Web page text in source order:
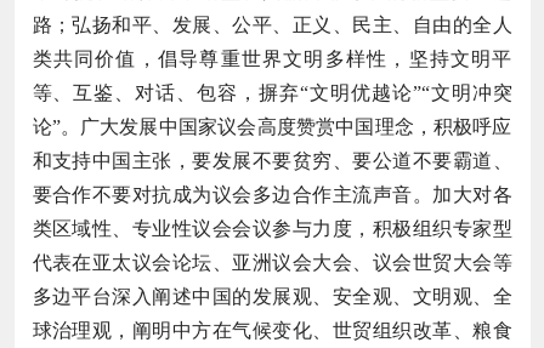
路；弘扬和平、发展、公平、正义、民主、自由的全人
类共同价值，倡导尊重世界文明多样性，坚持文明平
等、互鉴、对话、包容，摒弃“文明优越论”“文明冲突
论”。广大发展中国家议会高度赞赏中国理念，积极呼应
和支持中国主张，要发展不要贫穷、要公道不要霸道、
要合作不要对抗成为议会多边合作主流声音。加大对各
类区域性、专业性议会会议参与力度，积极组织专家型
代表在亚太议会论坛、亚洲议会大会、议会世贸大会等
多边平台深入阐述中国的发展观、安全观、文明观、全
球治理观，阐明中方在气候变化、世贸组织改革、粮食